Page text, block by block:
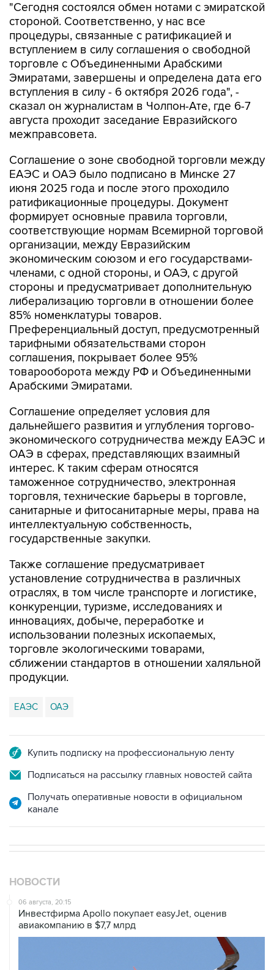
"Сегодня состоялся обмен нотами с эмиратской
стороной. Соответственно, у нас все
процедуры, связанные с ратификацией и
вступлением в силу соглашения о свободной
торговле с Объединенными Арабскими
Эмиратами, завершены и определена дата его
вступления в силу - 6 октября 2026 года", -
сказал он журналистам в Чолпон-Ате, где 6-7
августа проходит заседание Евразийского
межправсовета.
Соглашение о зоне свободной торговли между
ЕАЭС и ОАЭ было подписано в Минске 27
июня 2025 года и после этого проходило
ратификационные процедуры. Документ
формирует основные правила торговли,
соответствующие нормам Всемирной торговой
организации, между Евразийским
экономическим союзом и его государствами-
членами, с одной стороны, и ОАЭ, с другой
стороны и предусматривает дополнительную
либерализацию торговли в отношении более
85% номенклатуры товаров.
Преференциальный доступ, предусмотренный
тарифными обязательствами сторон
соглашения, покрывает более 95%
товарооборота между РФ и Объединенными
Арабскими Эмиратами.
Соглашение определяет условия для
дальнейшего развития и углубления торгово-
экономического сотрудничества между ЕАЭС и
ОАЭ в сферах, представляющих взаимный
интерес. К таким сферам относятся
таможенное сотрудничество, электронная
торговля, технические барьеры в торговле,
санитарные и фитосанитарные меры, права на
интеллектуальную собственность,
государственные закупки.
Также соглашение предусматривает
установление сотрудничества в различных
отраслях, в том числе транспорте и логистике,
конкуренции, туризме, исследованиях и
инновациях, добыче, переработке и
использовании полезных ископаемых,
торговле экологическими товарами,
сближении стандартов в отношении халяльной
продукции.
ЕАЭС ОАЭ
Купить подписку на профессиональную ленту
Подписаться на рассылку главных новостей сайта
Получать оперативные новости в официальном
канале
НОВОСТИ
06 августа, 20:15
Инвестфирма Apollo покупает easyJet, оценив
авиакомпанию в $7,7 млрд